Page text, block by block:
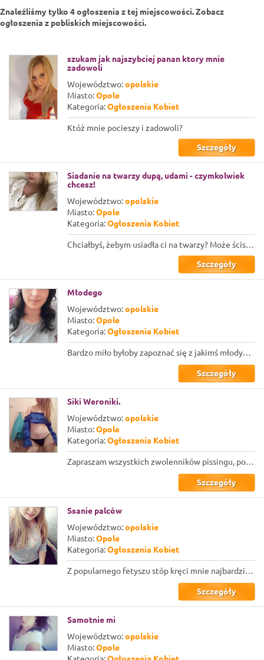
Znaleźliśmy tylko 4 ogłoszenia z tej miejscowości. Zobacz
ogłoszenia z pobliskich miejscowości.
szukam jak najszybciej panan ktory mnie
zadowoli
Województwo:opolskie
Miasto:Opole
Kategoria:Ogłoszenia Kobiet
Któż mnie pocieszy i zadowoli?
Szczegóły
Siadanie na twarzy dupą, udami - czymkolwiek
chcesz!
Województwo:opolskie
Miasto:Opole
Kategoria:Ogłoszenia Kobiet
Chciałbyś, żebym usiadła ci na twarzy? Może ścisnąć ci głowę udami? Ja bym bardz...
Szczegóły
Młodego
Województwo:opolskie
Miasto:Opole
Kategoria:Ogłoszenia Kobiet
Bardzo miło byłoby zapoznać się z jakimś młodym facetem chętnym na ciało kobiet...
Szczegóły
Siki Weroniki.
Województwo:opolskie
Miasto:Opole
Kategoria:Ogłoszenia Kobiet
Zapraszam wszystkich zwolenników pissingu, pod warunkiem, że wypijesz wszystko. ...
Szczegóły
Ssanie palców
Województwo:opolskie
Miasto:Opole
Kategoria:Ogłoszenia Kobiet
Z popularnego fetyszu stóp kręci mnie najbardziej gdy chłopak ssie mi palce, jak...
Szczegóły
Samotnie mi
Województwo:opolskie
Miasto:Opole